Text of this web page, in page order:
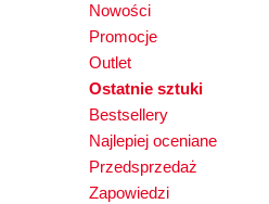
Nowości
Promocje
Outlet
Ostatnie sztuki
Bestsellery
Najlepiej oceniane
Przedsprzedaż
Zapowiedzi